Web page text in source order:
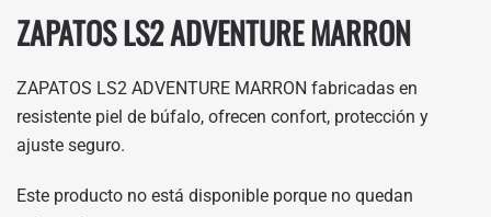
ZAPATOS LS2 ADVENTURE MARRON
ZAPATOS LS2 ADVENTURE MARRON fabricadas en
resistente piel de búfalo, ofrecen confort, protección y
ajuste seguro.
Este producto no está disponible porque no quedan